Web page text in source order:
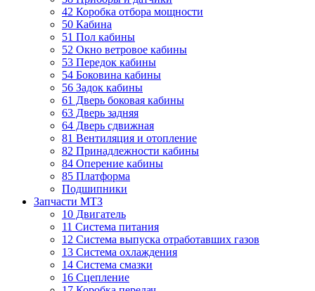
42 Коробка отбора мощности
50 Кабина
51 Пол кабины
52 Окно ветровое кабины
53 Передок кабины
54 Боковина кабины
56 Задок кабины
61 Дверь боковая кабины
63 Дверь задняя
64 Дверь сдвижная
81 Вентиляция и отопление
82 Принадлежности кабины
84 Оперение кабины
85 Платформа
Подшипники
Запчасти МТЗ
10 Двигатель
11 Система питания
12 Система выпуска отработавших газов
13 Система охлаждения
14 Система смазки
16 Сцепление